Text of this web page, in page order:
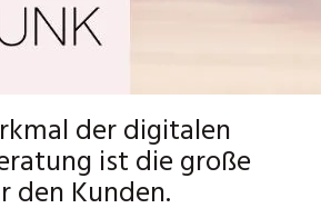
der digitalen
ist die große
den Kunden.